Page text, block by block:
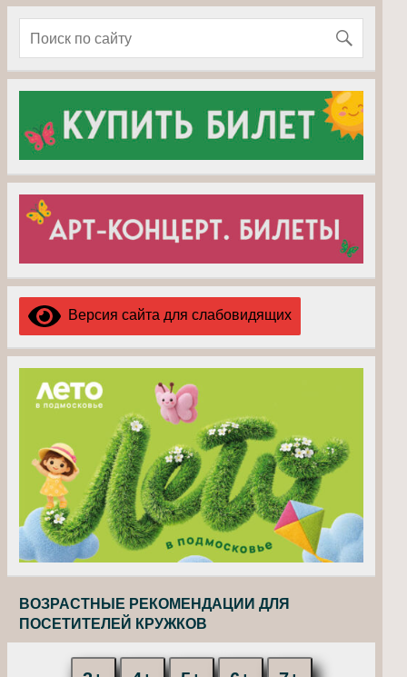
Версия сайта для слабовидящих
ВОЗРАСТНЫЕ РЕКОМЕНДАЦИИ ДЛЯ
ПОСЕТИТЕЛЕЙ КРУЖКОВ